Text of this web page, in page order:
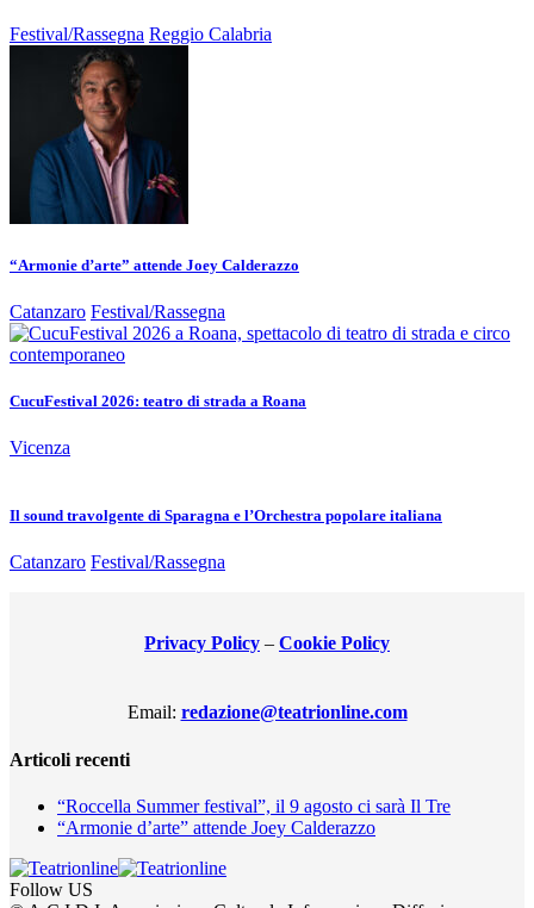
Festival/Rassegna Reggio Calabria
“Armonie d’arte” attende Joey Calderazzo
Catanzaro Festival/Rassegna
CucuFestival 2026: teatro di strada a Roana
Vicenza
Il sound travolgente di Sparagna e l’Orchestra popolare italiana
Catanzaro Festival/Rassegna
Privacy Policy – Cookie Policy
Email: redazione@teatrionline.com
Articoli recenti
“Roccella Summer festival”, il 9 agosto ci sarà Il Tre
“Armonie d’arte” attende Joey Calderazzo
Follow US